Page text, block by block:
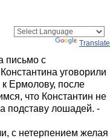
Translate
письмо с
уговорили
к Ермолову, после
что Константин не
подставу лошадей. -
с нетерпением желая